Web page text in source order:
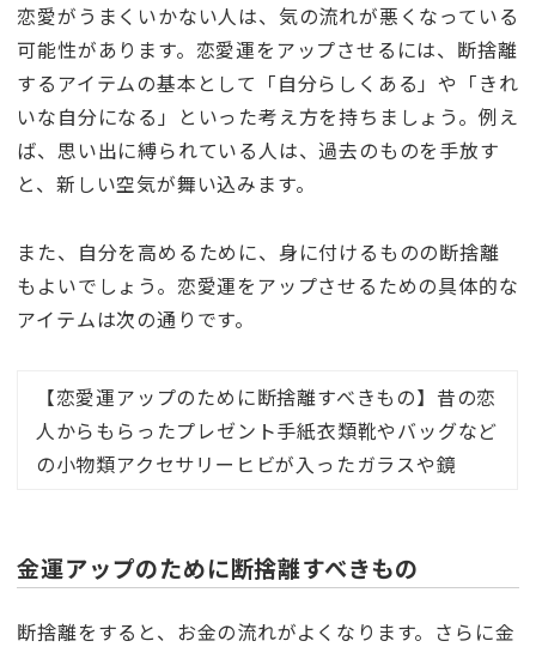
恋愛がうまくいかない人は、気の流れが悪くなっている
可能性があります。恋愛運をアップさせるには、断捨離
するアイテムの基本として「自分らしくある」や「きれ
いな自分になる」といった考え方を持ちましょう。例え
ば、思い出に縛られている人は、過去のものを手放す
と、新しい空気が舞い込みます。
また、自分を高めるために、身に付けるものの断捨離
もよいでしょう。恋愛運をアップさせるための具体的な
アイテムは次の通りです。
【恋愛運アップのために断捨離すべきもの】昔の恋
人からもらったプレゼント手紙衣類靴やバッグなど
の小物類アクセサリーヒビが入ったガラスや鏡
金運アップのために断捨離すべきもの
断捨離をすると、お金の流れがよくなります。さらに金